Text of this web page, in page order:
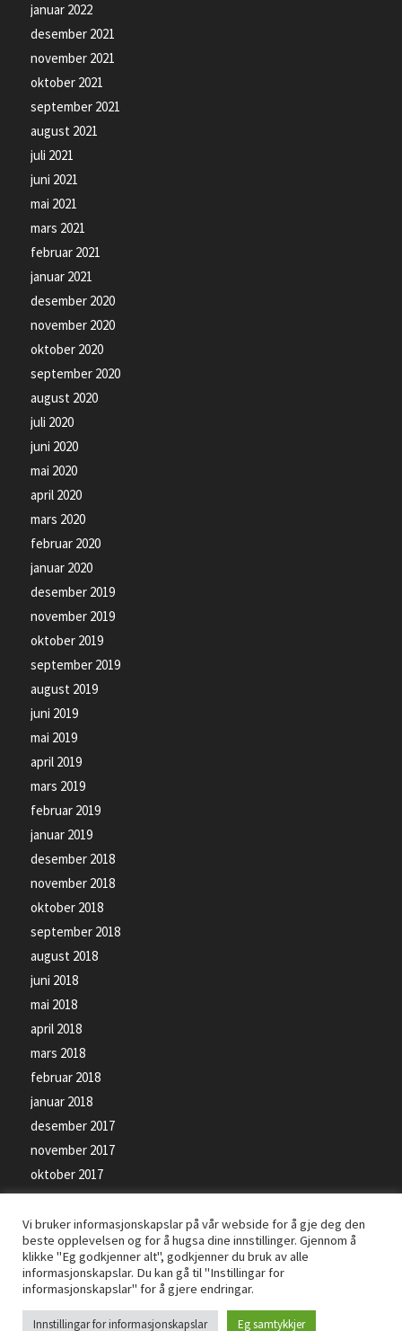
januar 2022
desember 2021
november 2021
oktober 2021
september 2021
august 2021
juli 2021
juni 2021
mai 2021
mars 2021
februar 2021
januar 2021
desember 2020
november 2020
oktober 2020
september 2020
august 2020
juli 2020
juni 2020
mai 2020
april 2020
mars 2020
februar 2020
januar 2020
desember 2019
november 2019
oktober 2019
september 2019
august 2019
juni 2019
mai 2019
april 2019
mars 2019
februar 2019
januar 2019
desember 2018
november 2018
oktober 2018
september 2018
august 2018
juni 2018
mai 2018
april 2018
mars 2018
februar 2018
januar 2018
desember 2017
november 2017
oktober 2017
september 2017
beskyttet av opphavsrettsloven -Personvernerklæring-Informasjonskapslar
Vi bruker informasjonskapslar på vår webside for å gje deg den
beste opplevelsen og for å hugsa dine innstillinger. Gjennom å
klikke "Eg godkjenner alt", godkjenner du bruk av alle
informasjonskapslar. Du kan gå til "Instillingar for
informasjonskapslar" for å gjere endringar.
Innstillingar for informasjonskapslar Eg samtykkjer